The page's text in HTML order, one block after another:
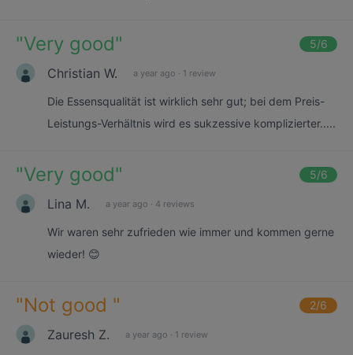
"Very good" 5/6
Christian W. a year ago · 1 review
Die Essensqualität ist wirklich sehr gut; bei dem Preis-
Leistungs-Verhältnis wird es sukzessive komplizierter.....
"Very good" 5/6
Lina M. a year ago · 4 reviews
Wir waren sehr zufrieden wie immer und kommen gerne
wieder! 😊
"Not good " 2/6
Zauresh Z. a year ago · 1 review